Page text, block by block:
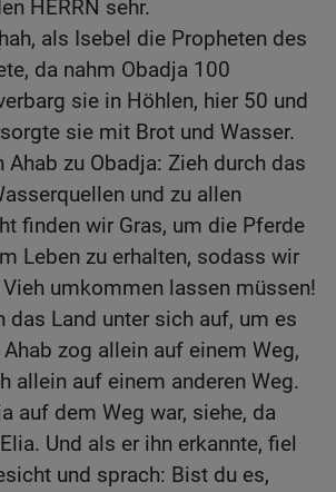
HERRN sehr.
als Isebel die Propheten des
da nahm Obadja 100
sie in Höhlen, hier 50 und
sie mit Brot und Wasser.
Ahab zu Obadja: Zieh durch das
und zu allen
finden wir Gras, um die Pferde
Leben zu erhalten, sodass wir
umkommen lassen müssen!
das Land unter sich auf, um es
zog allein auf einem Weg,
allein auf einem anderen Weg.
auf dem Weg war, siehe, da
Und als er ihn erkannte, fiel
und sprach: Bist du es,